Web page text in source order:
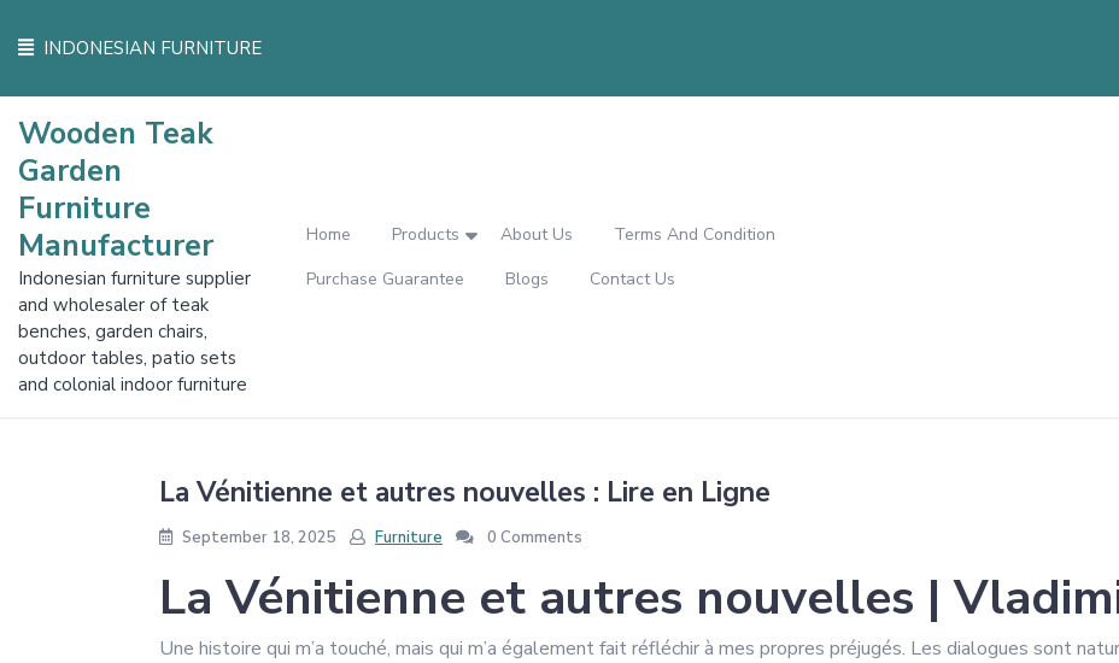
INDONESIAN FURNITURE
Wooden Teak
Garden
Furniture
Manufacturer
Indonesian furniture supplier
and wholesaler of teak
benches, garden chairs,
outdoor tables, patio sets
and colonial indoor furniture
Home Products About Us
Terms And Condition
Purchase Guarantee
Blogs Contact Us
La Vénitienne et autres nouvelles : Lire en Ligne
September 18, 2025 Furniture 0 Comments
La Vénitienne et autres nouvelles |
Une histoire qui m’a touché, mais qui m’a également fait réfléchir à mes propres préjugés. Les dialogues sont